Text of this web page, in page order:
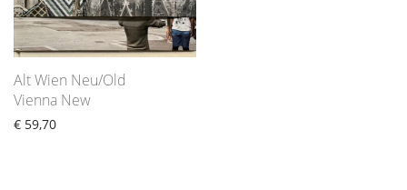
Alt Wien Neu/Old
Vienna New
€ 59,70